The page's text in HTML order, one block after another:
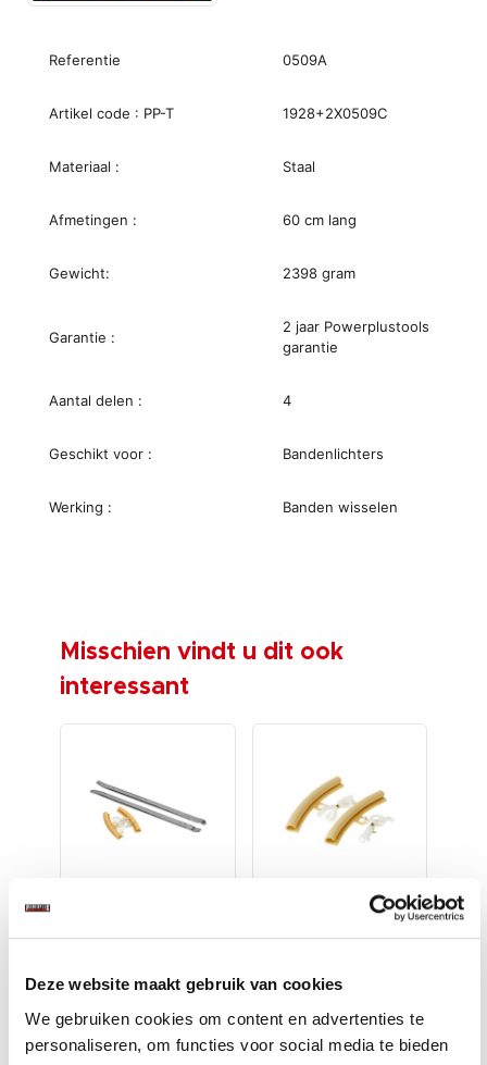
Deze website maakt gebruik van cookies
We gebruiken cookies om content en advertenties te
personaliseren, om functies voor social media te bieden
Referentie 0509A
Artikel code : PP-T 1928+2X0509C
Materiaal : Staal
Afmetingen : 60 cm lang
Gewicht: 2398 gram
Garantie :
2 jaar Powerplustools
garantie
Aantal delen : 4
Geschikt voor : Bandenlichters
Werking : Banden wisselen
Misschien vindt u dit ook
interessant
Bandenlichters –
Op voorraad
Gewicht: 1410
Velgbeschermers
Op voorraad
Gewicht: 78 gram
Incl. BTW excl.